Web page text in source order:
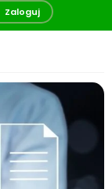
Zaloguj